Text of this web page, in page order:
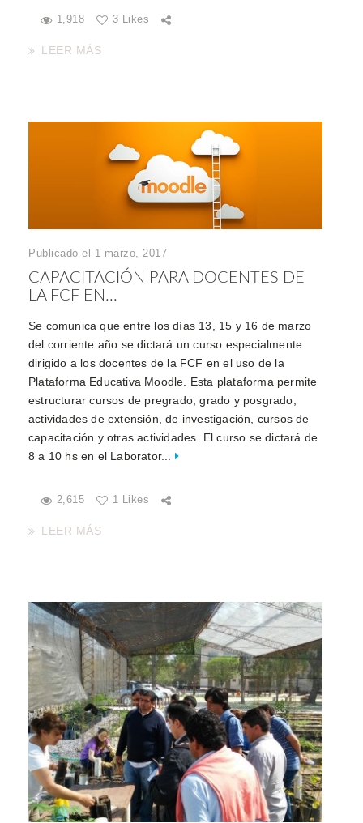
1,918 3 Likes
LEER MÁS
Publicado el 1 marzo, 2017
CAPACITACIÓN PARA DOCENTES DE
LA FCF EN...
Se comunica que entre los días 13, 15 y 16 de marzo
del corriente año se dictará un curso especialmente
dirigido a los docentes de la FCF en el uso de la
Plataforma Educativa Moodle. Esta plataforma permite
estructurar cursos de pregrado, grado y posgrado,
actividades de extensión, de investigación, cursos de
capacitación y otras actividades. El curso se dictará de
8 a 10 hs en el Laborator...
2,615 1 Likes
LEER MÁS